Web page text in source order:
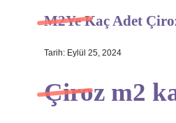
Hakkımızda
M2Ye Kaç Adet
Tarih: Eylül 25, 2024
Çiroz m2